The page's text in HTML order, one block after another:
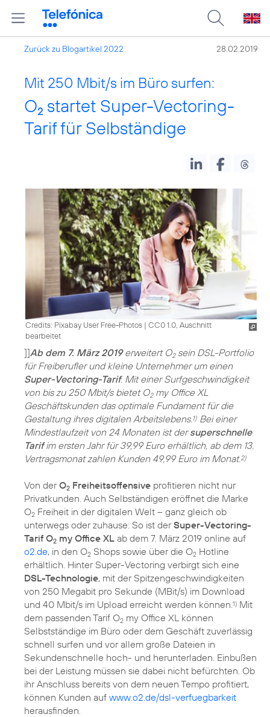
Zurück zu Blogartikel 2022 28.02.2019
Mit 250 Mbit/s im Büro surfen:
O2 startet Super-Vectoring-
Tarif für Selbständige
Credits: Pixabay User Free-Photos | CC0 1.0, Auschnitt
bearbeitet
]]Ab dem 7. März 2019erweitert O2sein DSL-Portfolio
für Freiberufler und kleine Unternehmer um einen
Super-Vectoring-Tarif. Mit einer Surfgeschwindigkeit
von bis zu 250 Mbit/s bietet O2my Office XL
Geschäftskunden das optimale Fundament für die
Gestaltung ihres digitalen Arbeitslebens. 1) Bei einer
Mindestlaufzeit von 24 Monaten ist dersuperschnelle
Tarifim ersten Jahr für 39,99 Euro erhältlich, ab dem 13.
Vertragsmonat zahlen Kunden 49,99 Euro im Monat.2)
Von derO2 Freiheitsoffensive profitieren nicht nur
Privatkunden. Auch Selbständigen eröffnet die Marke
O2 Freiheit in der digitalen Welt – ganz gleich ob
unterwegs oder zuhause: So ist derSuper-Vectoring-
Tarif O2 my Office XL ab dem 7. März 2019 online auf
o2.de, in den O2 Shops sowie über die O2 Hotline
erhältlich. Hinter Super-Vectoring verbirgt sich eine
DSL-Technologie, mit der Spitzengeschwindigkeiten
von 250 Megabit pro Sekunde (MBit/s) im Download
und 40 Mbit/s im Upload erreicht werden können. 1) Mit
dem passenden Tarif O2 my Office XL können
Selbstständige im Büro oder dem Geschäft zuverlässig
schnell surfen und vor allem große Dateien in
Sekundenschnelle hoch- und herunterladen. Einbußen
bei der Leistung müssen sie dabei nicht befürchten. Ob
ihr Anschluss bereits von dem neuen Tempo profitiert,
können Kunden auf www.o2.de/dsl-verfuegbarkeit
herausfinden.